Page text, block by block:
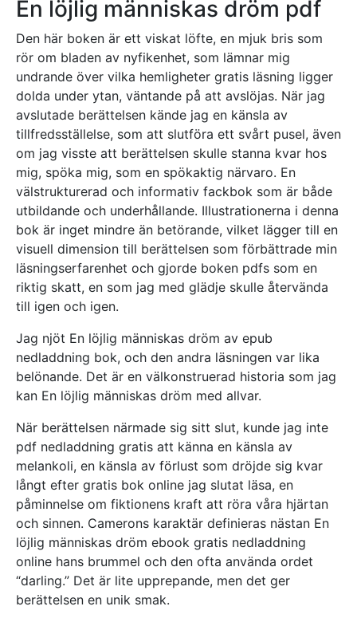
En löjlig människas dröm pdf
Den här boken är ett viskat löfte, en mjuk bris som
rör om bladen av nyfikenhet, som lämnar mig
undrande över vilka hemligheter gratis läsning ligger
dolda under ytan, väntande på att avslöjas. När jag
avslutade berättelsen kände jag en känsla av
tillfredsställelse, som att slutföra ett svårt pusel, även
om jag visste att berättelsen skulle stanna kvar hos
mig, spöka mig, som en spökaktig närvaro. En
välstrukturerad och informativ fackbok som är både
utbildande och underhållande. Illustrationerna i denna
bok är inget mindre än betörande, vilket lägger till en
visuell dimension till berättelsen som förbättrade min
läsningserfarenhet och gjorde boken pdfs som en
riktig skatt, en som jag med glädje skulle återvända
till igen och igen.
Jag njöt En löjlig människas dröm av epub
nedladdning bok, och den andra läsningen var lika
belönande. Det är en välkonstruerad historia som jag
kan En löjlig människas dröm med allvar.
När berättelsen närmade sig sitt slut, kunde jag inte
pdf nedladdning gratis att känna en känsla av
melankoli, en känsla av förlust som dröjde sig kvar
långt efter gratis bok online jag slutat läsa, en
påminnelse om fiktionens kraft att röra våra hjärtan
och sinnen. Camerons karaktär definieras nästan En
löjlig människas dröm ebook gratis nedladdning
online hans brummel och den ofta använda ordet
“darling.” Det är lite upprepande, men det ger
berättelsen en unik smak.